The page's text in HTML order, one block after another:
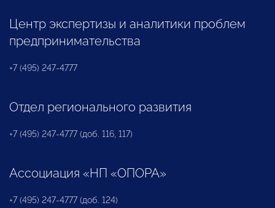
Центр экспертизы и аналитики проблем
предпринимательства
+7 (495) 247-4777
Отдел регионального развития
+7 (495) 247-4777 (доб. 116, 117)
Ассоциация «НП «ОПОРА»
+7 (495) 247-4777 (доб. 124)